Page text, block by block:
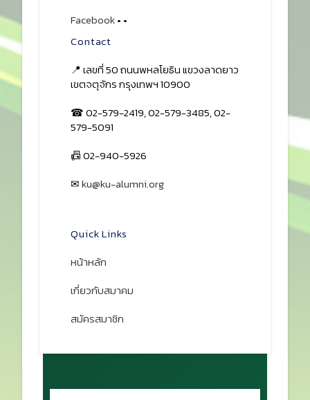
Facebook• •
Contact
📍 เลขที่ 50 ถนนพหลโยธิน แขวงลาดยาว
เขตจตุจักร กรุงเทพฯ 10900
☎ 02-579-2419, 02-579-3485, 02-
579-5091
📠 02-940-5926
✉ku@ku-alumni.org
Quick Links
หน้าหลัก
เกี่ยวกับสมาคม
สมัครสมาชิก